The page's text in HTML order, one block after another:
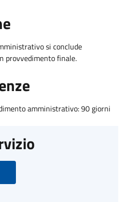
si conclude
provvedimento finale.
amministrativo: 90 giorni